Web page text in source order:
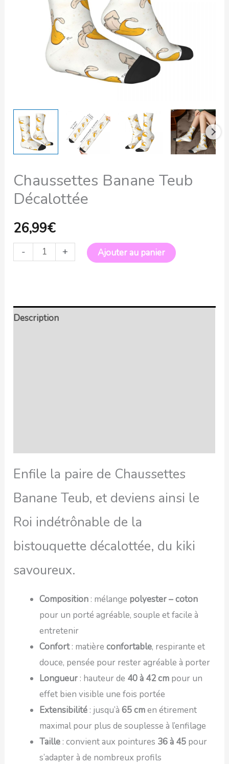
Chaussettes Banane Teub
Décalottée
26,99€
- + Ajouter au panier
Description
Enfile la paire de Chaussettes
Banane Teub, et deviens ainsi le
Roi indétrônable de la
bistouquette décalottée, du kiki
savoureux.
Composition : mélange polyester – coton
pour un porté agréable, souple et facile à
entretenir
Confort: matièreconfortable, respirante et
douce, pensée pour rester agréable à porter
Longueur : hauteur de 40 à 42 cm pour un
effet bien visible une fois portée
Extensibilité : jusqu’à65 cmen étirement
maximal pour plus de souplesse à l’enfilage
Taille : convient aux pointures 36 à 45 pour
s’adapter à de nombreux profils